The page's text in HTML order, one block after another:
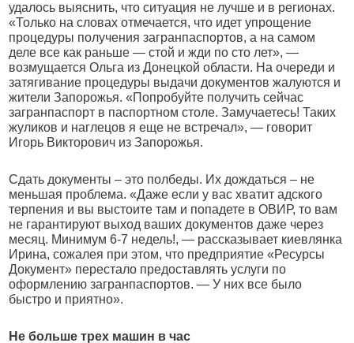
удалось выяснить, что ситуация не лучше и в регионах.
«Только на словах отмечается, что идет упрощение
процедуры получения загранпаспортов, а на самом
деле все как раньше — стой и жди по сто лет», —
возмущается Ольга из Донецкой области. На очереди и
затягивание процедуры выдачи документов жалуются и
жители Запорожья. «Попробуйте получить сейчас
загранпаспорт в паспортном столе. Замучаетесь! Таких
жуликов и наглецов я еще не встречал», — говорит
Игорь Викторович из Запорожья.
Сдать документы – это полбеды. Их дождаться – не
меньшая проблема. «Даже если у вас хватит адского
терпения и вы выстоите там и попадете в ОВИР, то вам
не гарантируют выход ваших документов даже через
месяц. Минимум 6-7 недель!, — рассказывает киевлянка
Ирина, сожалея при этом, что предприятие «Ресурсы
Документ» перестало предоставлять услуги по
оформлению загранпаспортов. — У них все было
быстро и приятно».
Не больше трех машин в час